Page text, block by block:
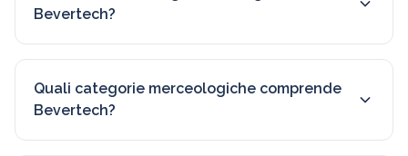
Bevertech?
Quali categorie merceologiche comprende
Bevertech?